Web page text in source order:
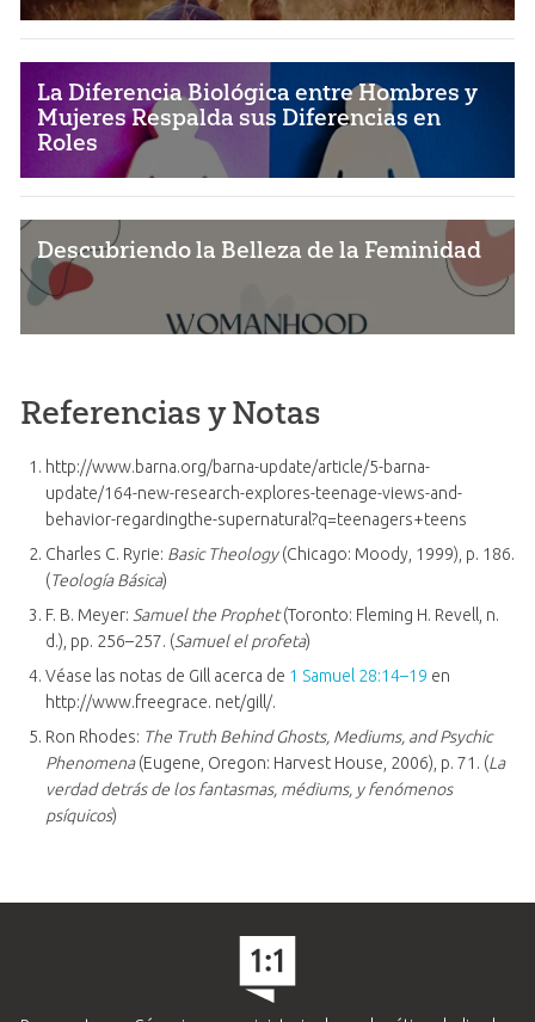
La Diferencia Biológica entre Hombres y
Mujeres Respalda sus Diferencias en
Roles
Descubriendo la Belleza de la Feminidad
Referencias y Notas
http://www.barna.org/barna-update/article/5-barna-
update/164-new-research-explores-teenage-views-and-
behavior-regardingthe-supernatural?q=teenagers+teens
Charles C. Ryrie: Basic Theology(Chicago: Moody, 1999), p. 186.
(Teología Básica)
F. B. Meyer: Samuel the Prophet(Toronto: Fleming H. Revell, n.
d.), pp. 256–257. (Samuel el profeta)
Véase las notas de Gill acerca de 1 Samuel 28:14–19 en
http://www.freegrace. net/gill/.
Ron Rhodes: The Truth Behind Ghosts, Mediums, and Psychic
Phenomena(Eugene, Oregon: Harvest House, 2006), p. 71. (La
verdad detrás de los fantasmas, médiums, y fenómenos
psíquicos)